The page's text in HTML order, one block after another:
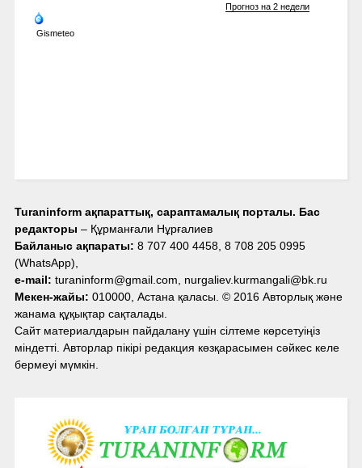
Gismeteo
Прогноз на 2 недели
Turaninform ақпараттық, сараптамалық порталы. Бас
редакторы – Құрманғали Нұрғалиев
Байланыс ақпараты: 8 707 400 4458, 8 708 205 0995
(WhatsApp),
e-mail: turaninform@gmail.com, nurgaliev.kurmangali@bk.ru
Мекен-жайы: 010000, Астана қаласы. © 2016 Авторлық және
жанама құқықтар сақталады.
Сайт материалдарын пайдалану үшін сілтеме көрсетуіңіз
міндетті. Авторлар пікірі редакция көзқарасымен сәйкес келе
бермеуі мүмкін.